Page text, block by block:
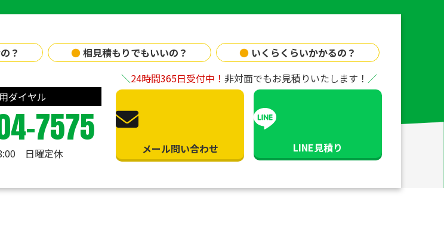
？ ●相見積もりでもいいの？ ● いくらくらいかかるの？
ダイヤル
7575
日曜定休
24時間365日受付中！ 非対面でもお見積りいたします！
メール問い合わせ LINE見積り